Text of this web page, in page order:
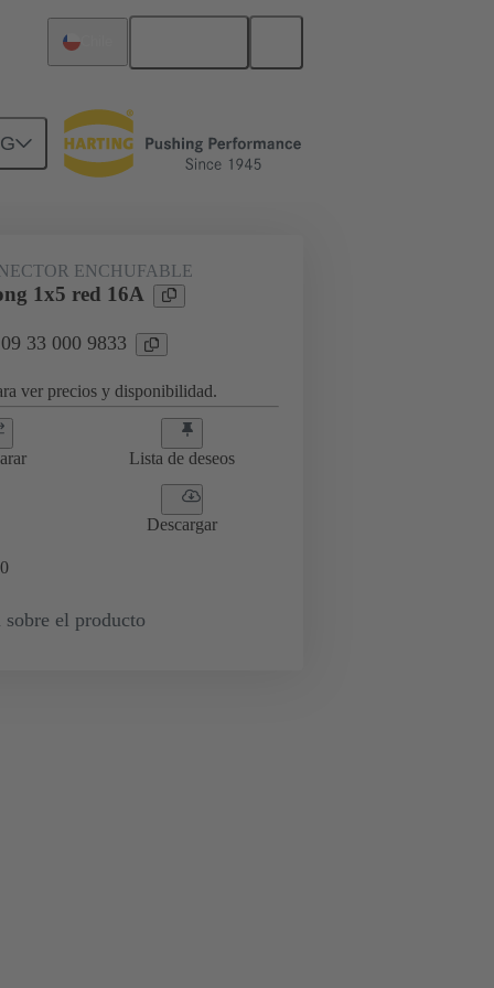
Han® ES Press 09 33 000 9833
ENCHUFABLE
1x5 red 16A
33 000 9833
ver precios y disponibilidad.
Lista de deseos
Descargar
0
sobre el producto